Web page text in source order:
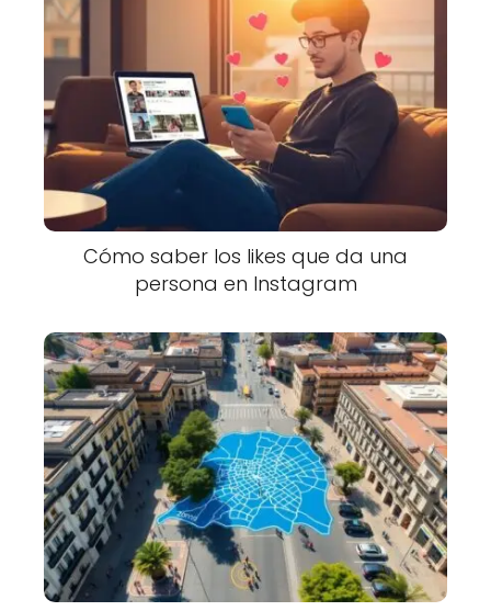
Cómo saber los likes que da una
persona en Instagram